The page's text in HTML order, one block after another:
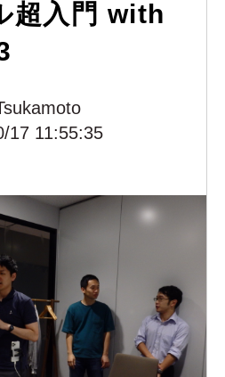
超入門 with
17 11:55:35